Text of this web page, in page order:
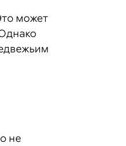
может
не